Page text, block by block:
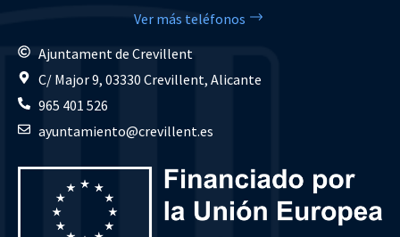
Ver más teléfonos
Ajuntament de Crevillent
C/ Major 9, 03330 Crevillent, Alicante
965 401 526
ayuntamiento@crevillent.es